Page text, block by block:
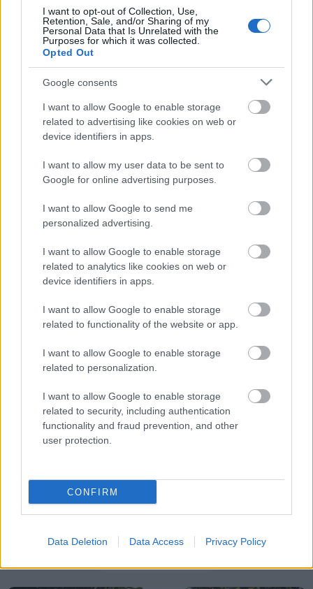
I want to opt-out of Collection, Use,
Retention, Sale, and/or Sharing of my
Personal Data that Is Unrelated with the
Purposes for which it was collected.
Opted Out
Google consents
I want to allow Google to enable storage
related to advertising like cookies on web or
device identifiers in apps.
I want to allow my user data to be sent to
Google for online advertising purposes.
I want to allow Google to send me
personalized advertising.
I want to allow Google to enable storage
related to analytics like cookies on web or
device identifiers in apps.
I want to allow Google to enable storage
related to functionality of the website or app.
I want to allow Google to enable storage
related to personalization.
I want to allow Google to enable storage
related to security, including authentication
functionality and fraud prevention, and other
user protection.
CONFIRM
Data Deletion Data Access Privacy Policy
Πυροσβεστική Σχολή: Νέος
κανονισμός για δόκιμους – Τι αλλάζει
σε διαμονή, σίτιση και πρακτική
εκπαίδευση
e-ΕΦΚΑ: Έως 846 ευρώ επιπλέον στη
σύνταξη – Ποιοι δικαιούνται τα
χρήματα
ΔΥΠΑ: Ευκαιρία συνταξιοδότησης για
8.000 ανέργους άνω των 55 ετών –
Κυριάκος Μητσοτάκης Μεταναστευτικό
Πολιτική